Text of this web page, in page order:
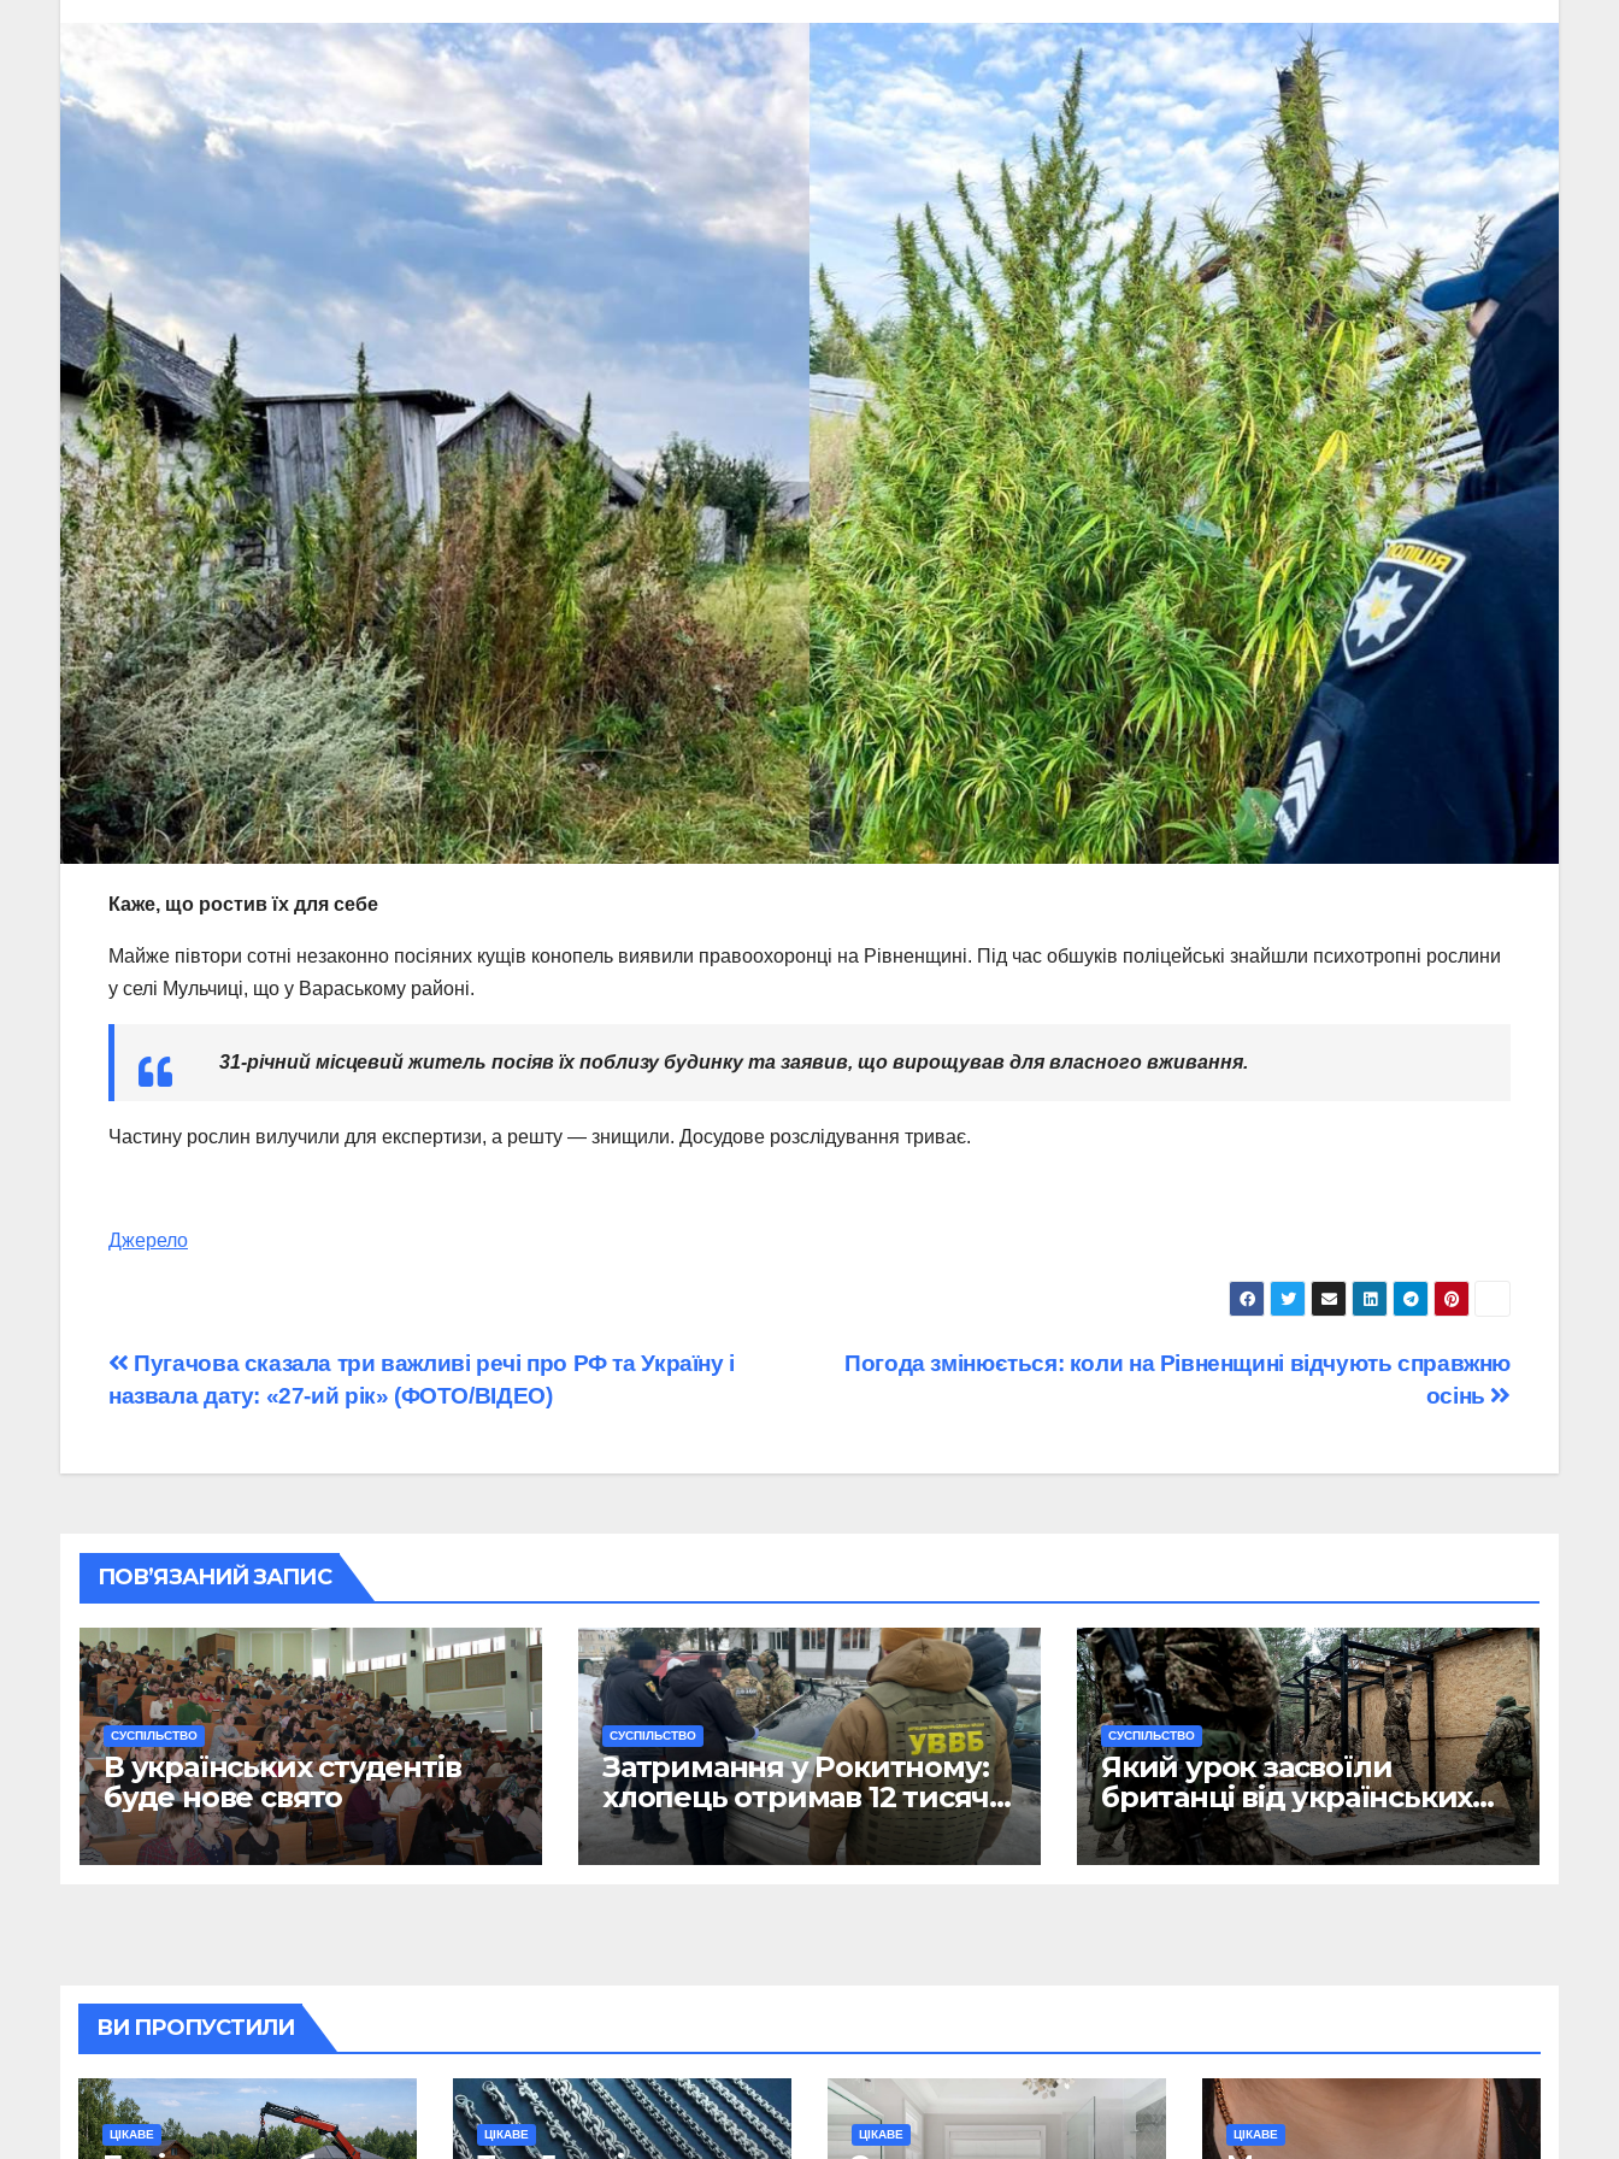
Каже, що ростив їх для себе
Майже півтори сотні незаконно посіяних кущів конопель виявили правоохоронці на Рівненщині. Під час обшуків поліцейські знайшли психотропні рослини
у селі Мульчиці, що у Вараському районі.
31-річний місцевий житель посіяв їх поблизу будинку та заявив, що вирощував для власного вживання.
Частину рослин вилучили для експертизи, а решту — знищили. Досудове розслідування триває.
Джерело
Навігація
записів
Погода змінюється: коли на Рівненщині відчують справжню
осінь
Пугачова сказала три важливі речі про РФ та Україну і
назвала дату: «27-ий рік» (ФОТО/ВІДЕО)
ПОВ’ЯЗАНИЙ ЗАПИС
CУСПІЛЬСТВО
В українських студентів
буде нове свято
CУСПІЛЬСТВО
Затримання у Рокитному:
хлопець отримав 12 тисяч
Євро за допомогу
чоловікам
CУСПІЛЬСТВО
Який урок засвоїли
британці від українських
військових?
ВИ ПРОПУСТИЛИ
ЦІКАВЕ ЦІКАВЕ ЦІКАВЕ ЦІКАВЕ